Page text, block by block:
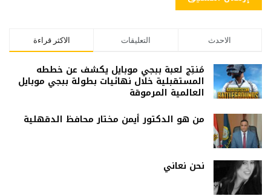
الاكثر قراءة التعليقات الاحدث
مُنتِج لعبة ببجي موبايل يكشف عن خططه
المستقبلية خلال نهائيات بطولة ببجي موبايل
العالمية المرموقة
من هو الدكتور أيمن مختار محافظ الدقهلية
نحن نعاني